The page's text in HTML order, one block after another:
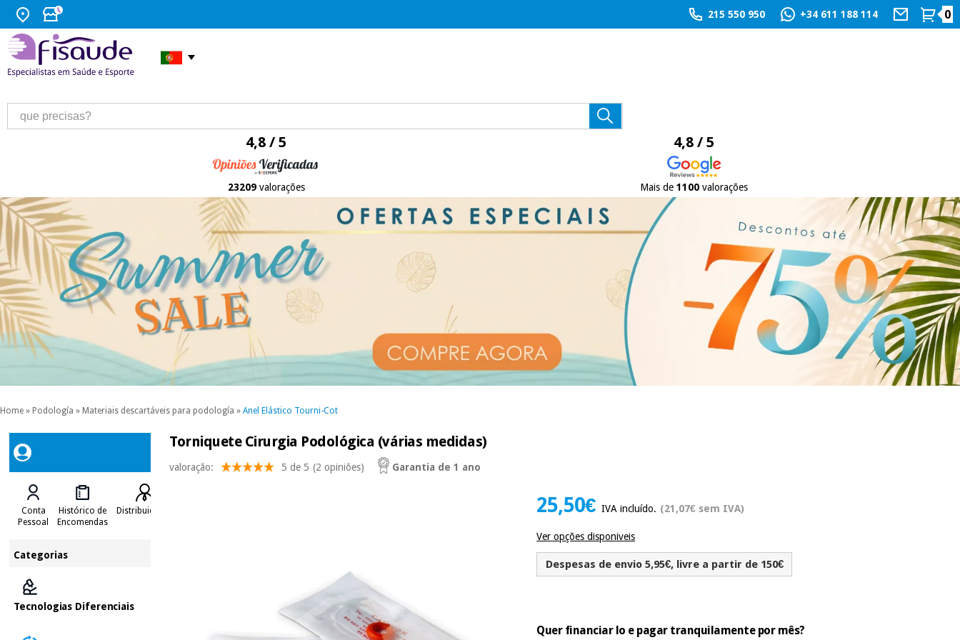
215 550 950 +34 611 188 114 0
4,8 / 5
23209valorações
4,8 / 5
Mais de 1100valorações
Home » Podología » Materiais descartáveis para podología » Anel Elástico Tourni-Cot
Conta
Pessoal
Histórico de
Encomendas
Distribuidores
Categorias
Tecnologias Diferenciais
Torniquete Cirurgia Podológica (várias medidas)
valoração: 5 de 5 (2 opiniões) Garantia de 1 ano
25,50€IVA incluído. (21,07€ sem IVA)
Ver opções disponiveis
Despesas de envio 5,95€, livre a partir de 150€
Quer financiar lo e pagar tranquilamente por mês?